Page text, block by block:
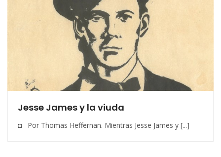
Jesse James y la viuda
◘ Por Thomas Heffernan. Mientras Jesse James y [...]